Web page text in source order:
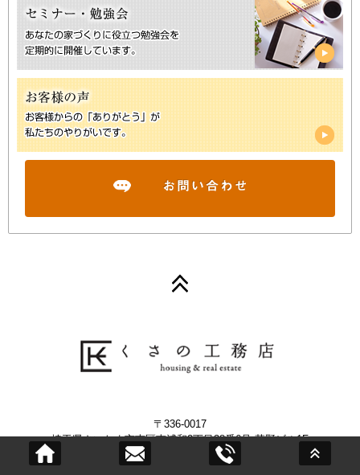
〒336-0017
埼玉県さいたま市南区南浦和2丁目38番6号 草野ビル1F